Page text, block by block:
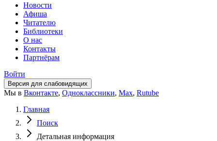
Новости
Афиша
Читателю
Библиотеки
О нас
Контакты
Партнёрам
Войти
Версия для слабовидящих
Мы в Вконтакте, Одноклассники, Max, Rutube
Главная
Поиск
Детальная информация